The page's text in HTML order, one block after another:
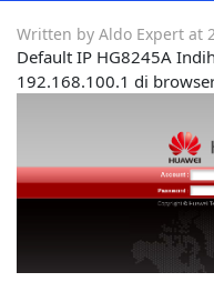
Written by Aldo Expert at
Default IP HG8245A
192.168.100.1 di